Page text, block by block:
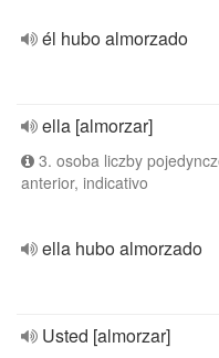
él hubo almorzado
ella [almorzar]
3. osoba liczby
anterior, indicativo
ella hubo almorzado
Usted [almorzar]